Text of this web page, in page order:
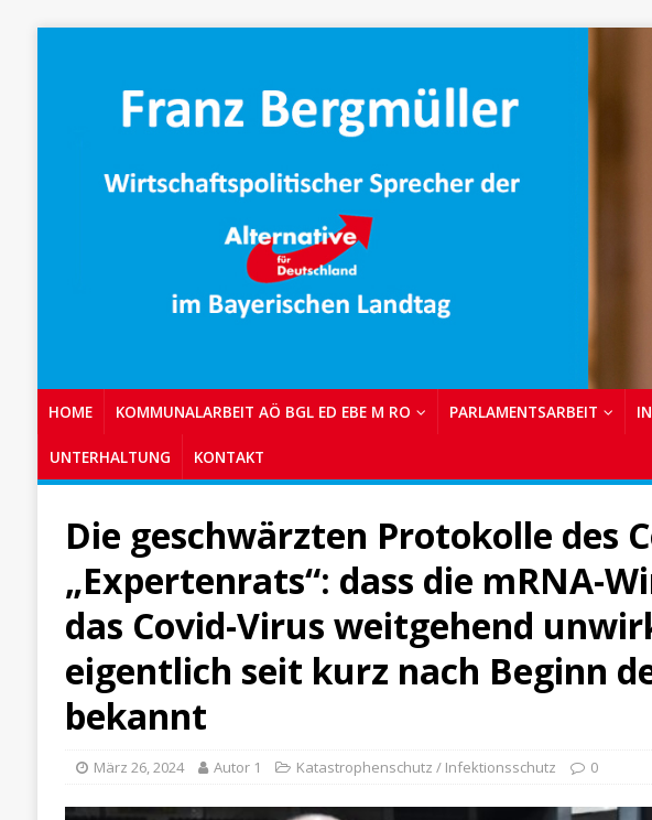
HOME KOMMUNALARBEIT AÖ BGL ED EBE M RO PARLAMENTSARBEIT
UNTERHALTUNG KONTAKT
Die geschwärzten Protokolle des
„Expertenrats“: dass die mRNA-
das Covid-Virus weitgehend
eigentlich seit kurz nach Beginn
bekannt
März 26, 2024 Autor 1 Katastrophenschutz / Infektionsschutz 0